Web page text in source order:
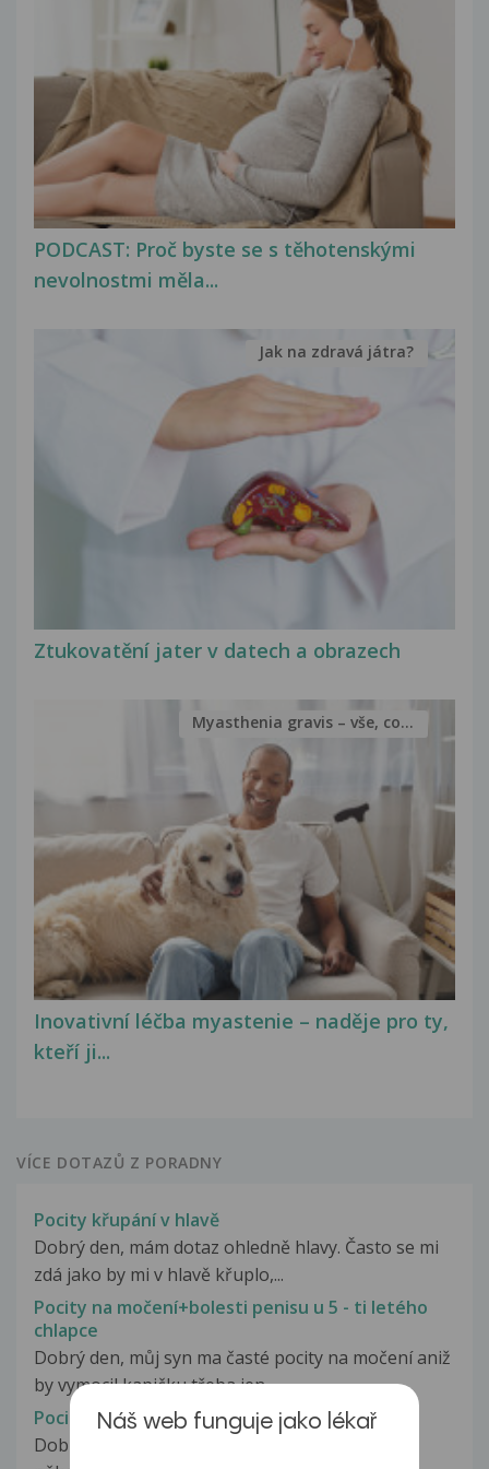
PODCAST: Proč byste se s těhotenskými
nevolnostmi měla...
Ztukovatění jater v datech a obrazech
Jak na zdravá játra?
Inovativní léčba myastenie – naděje pro ty,
kteří ji...
Myasthenia gravis – vše, co...
VÍCE DOTAZŮ Z PORADNY
Pocity křupání v hlavě
Dobrý den, mám dotaz ohledně hlavy. Často se mi
zdá jako by mi v hlavě křuplo,...
Pocity na močení+bolesti penisu u 5 - ti letého
chlapce
Dobrý den, můj syn ma časté pocity na močení aniž
by vymocil kapičku třeba jen...
Pocity na omdlení
Dobrý den. Je mi 24 let a už asi 3tí den se mi
Náš web funguje jako lékař